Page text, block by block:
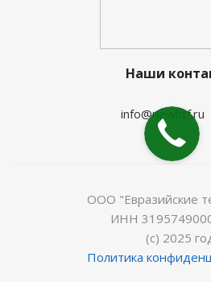
Наши
info@newhtf.ru
ООО "Евразийские
ИНН
(с) 2025
Политика